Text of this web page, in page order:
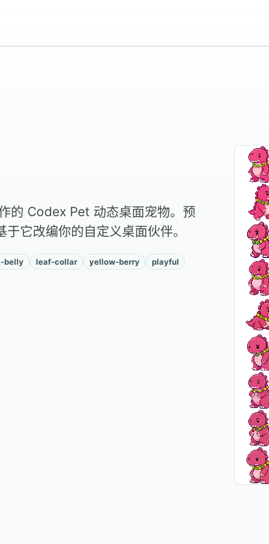
的 Codex Pet 动态桌面宠物。预
它改编你的自定义桌面伙伴。
belly leaf-collar yellow-berry
playful